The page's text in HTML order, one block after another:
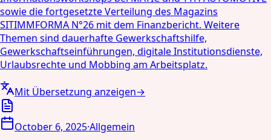
sowie die fortgesetzte Verteilung des Magazins
SITIMMFORMA N°26 mit dem Finanzbericht. Weitere
Themen sind dauerhafte Gewerkschaftshilfe,
Gewerkschaftseinführungen, digitale Institutionsdienste,
Urlaubsrechte und Mobbing am Arbeitsplatz.
Mit Übersetzung anzeigen→
October 6, 2025·Allgemein